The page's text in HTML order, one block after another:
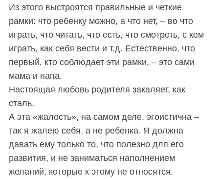
Из этого выстроятся правильные и четкие
рамки: что ребенку можно, а что нет, – во что
играть, что читать, что есть, что смотреть, с кем
играть, как себя вести и т.д. Естественно, что
первый, кто соблюдает эти рамки, – это сами
мама и папа.
Настоящая любовь родителя закаляет, как
сталь.
А эта «жалость», на самом деле, эгоистична –
так я жалею себя, а не ребенка. Я должна
давать ему только то, что полезно для его
развития, и не заниматься наполнением
желаний, которые к этому не относятся.